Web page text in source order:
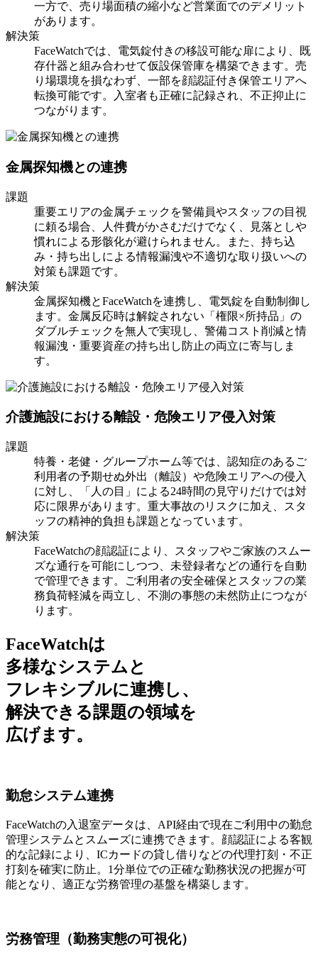
一方で、売り場面積の縮小など営業面でのデメリット
があります。
解決策
FaceWatchでは、電気錠付きの移設可能な扉により、既
存什器と組み合わせて仮設保管庫を構築できます。売
り場環境を損なわず、一部を顔認証付き保管エリアへ
転換可能です。入室者も正確に記録され、不正抑止に
つながります。
金属探知機との連携
課題
重要エリアの金属チェックを警備員やスタッフの目視
に頼る場合、人件費がかさむだけでなく、見落としや
慣れによる形骸化が避けられません。また、持ち込
み・持ち出しによる情報漏洩や不適切な取り扱いへの
対策も課題です。
解決策
金属探知機とFaceWatchを連携し、電気錠を自動制御し
ます。金属反応時は解錠されない「権限×所持品」の
ダブルチェックを無人で実現し、警備コスト削減と情
報漏洩・重要資産の持ち出し防止の両立に寄与しま
す。
介護施設における離設・危険エリア侵入対策
課題
特養・老健・グループホーム等では、認知症のあるご
利用者の予期せぬ外出（離設）や危険エリアへの侵入
に対し、「人の目」による24時間の見守りだけでは対
応に限界があります。重大事故のリスクに加え、スタ
ッフの精神的負担も課題となっています。
解決策
FaceWatchの顔認証により、スタッフやご家族のスムー
ズな通行を可能にしつつ、未登録者などの通行を自動
で管理できます。ご利用者の安全確保とスタッフの業
務負荷軽減を両立し、不測の事態の未然防止につなが
ります。
FaceWatchは
多様なシステムと
フレキシブルに連携し、
解決できる課題の領域を
広げます。
勤怠システム連携
FaceWatchの入退室データは、API経由で現在ご利用中の勤怠
管理システムとスムーズに連携できます。顔認証による客観
的な記録により、ICカードの貸し借りなどの代理打刻・不正
打刻を確実に防止。1分単位での正確な勤務状況の把握が可
能となり、適正な労務管理の基盤を構築します。
労務管理（勤務実態の可視化）